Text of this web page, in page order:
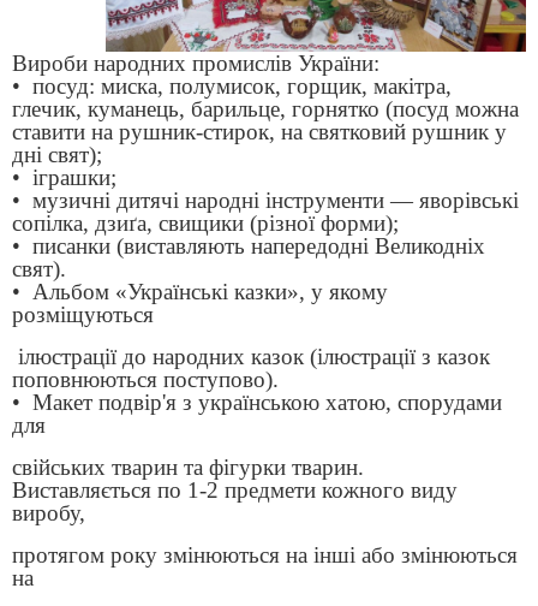
Вироби народних промислів України:
• посуд: миска, полумисок, горщик, макітра,
глечик, куманець, барильце, горнятко (посуд можна
ставити на рушник-стирок, на святковий рушник у
дні свят);
• іграшки;
• музичні дитячі народні інструменти — яворівські
сопілка, дзиґа, свищики (різної форми);
• писанки (виставляють напередодні Великодніх
свят).
• Альбом «Українські казки», у якому
розміщуються
ілюстрації до народних казок (ілюстрації з казок
поповнюються поступово).
• Макет подвір'я з українською хатою, спорудами
для
свійських тварин та фігурки тварин.
Виставляється по 1-2 предмети кожного виду
виробу,
протягом року змінюються на інші або змінюються
на